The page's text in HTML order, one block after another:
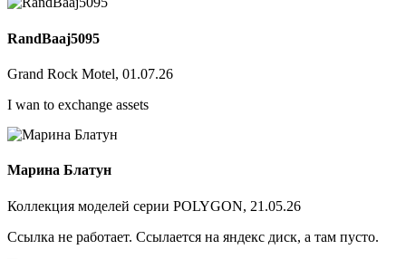
RandBaaj5095
Grand Rock Motel, 01.07.26
I wan to exchange assets
Марина Блатун
Коллекция моделей серии POLYGON, 21.05.26
Ссылка не работает. Ссылается на яндекс диск, а там пусто.